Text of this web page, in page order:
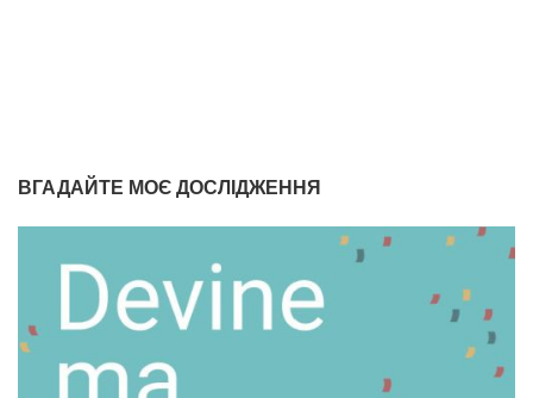
ВГАДАЙТЕ МОЄ ДОСЛІДЖЕННЯ